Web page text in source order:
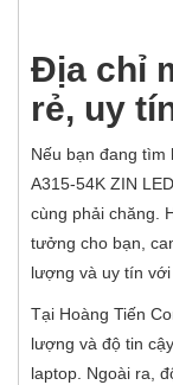
Địa chỉ
rẻ, uy
Nếu bạn đang tìm
A315-54K ZIN
cùng phải chăng.
tưởng cho bạn,
lượng và uy tín
Tại Hoàng Tiến
lượng và độ tin
laptop. Ngoài ra,